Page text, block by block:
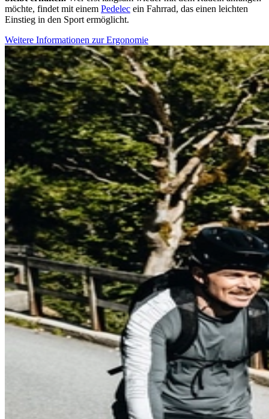
möchte, findet mit einem Pedelec ein Fahrrad, das einen leichten
Einstieg in den Sport ermöglicht.
Weitere Informationen zur Ergonomie